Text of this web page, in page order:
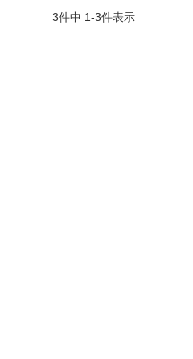
3件中 1-3件表示